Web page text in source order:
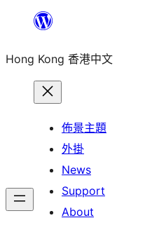
主
Hong Kong 香港中文
佈景主題
外掛
News
Support
About